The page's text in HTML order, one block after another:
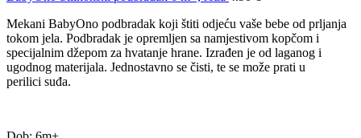
Mekani BabyOno podbradak koji štiti odjeću vaše bebe od prljanja
tokom jela. Podbradak je opremljen sa namjestivom kopčom i
specijalnim džepom za hvatanje hrane. Izrađen je od laganog i
ugodnog materijala. Jednostavno se čisti, te se može prati u
perilici suđa.